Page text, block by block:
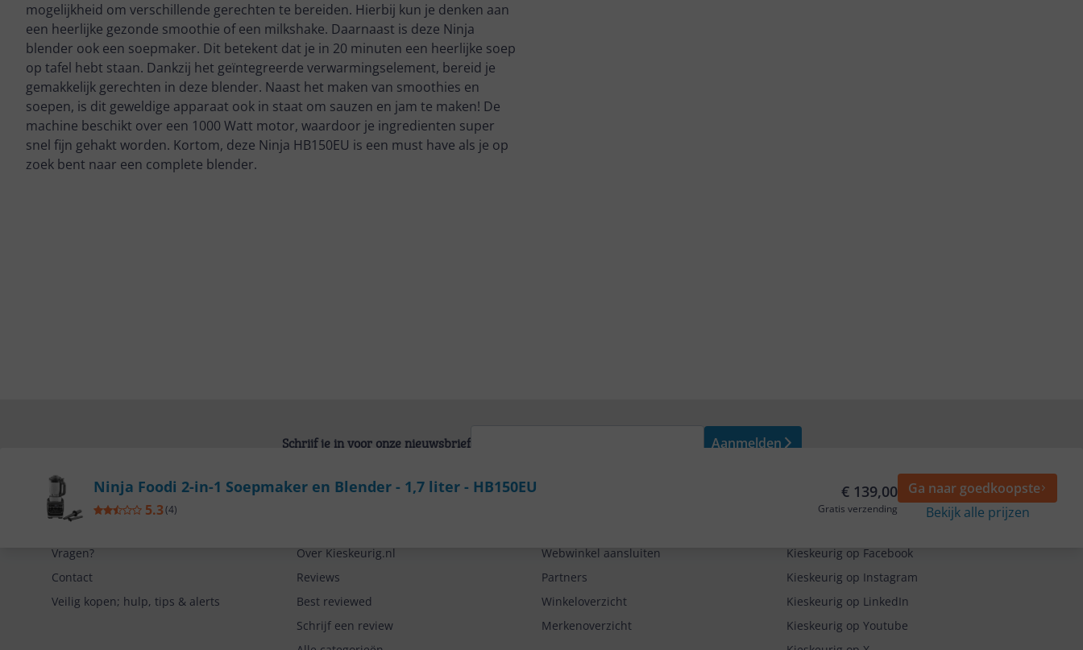
mogelijkheid om verschillende gerechten te bereiden. Hierbij kun je denken aan
een heerlijke gezonde smoothie of een milkshake. Daarnaast is deze Ninja
blender ook een soepmaker. Dit betekent dat je in 20 minuten een heerlijke soep
op tafel hebt staan. Dankzij het geïntegreerde verwarmingselement, bereid je
gemakkelijk gerechten in deze blender. Naast het maken van smoothies en
soepen, is dit geweldige apparaat ook in staat om sauzen en jam te maken! De
machine beschikt over een 1000 Watt motor, waardoor je ingredienten super
snel fijn gehakt worden. Kortom, deze Ninja HB150EU is een must have als je op
zoek bent naar een complete blender.
Ninja Foodi 2-in-1 Soepmaker en Blender - 1,7 liter - HB150EU
5.3(4)
€ 139,00
Gratis verzending
Ga naar goedkoopste
Bekijk alle prijzen
Schrijf je in voor onze nieuwsbrief Aanmelden
Vragen?
Contact
Veilig kopen; hulp, tips & alerts
Over Kieskeurig.nl
Reviews
Best reviewed
Schrijf een review
Webwinkel aansluiten
Partners
Winkeloverzicht
Merkenoverzicht
Kieskeurig op Facebook
Kieskeurig op Instagram
Kieskeurig op LinkedIn
Kieskeurig op Youtube